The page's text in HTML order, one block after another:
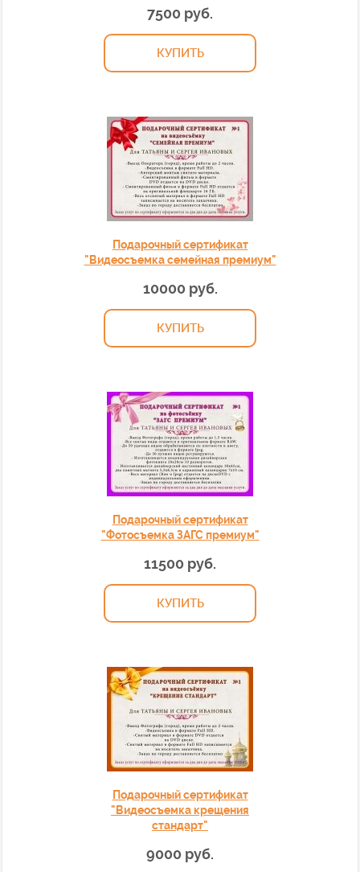
7500 руб.
КУПИТЬ
Подарочный сертификат
"Видеосъемка семейная премиум"
10000 руб.
КУПИТЬ
Подарочный сертификат
"Фотосъемка ЗАГС премиум"
11500 руб.
КУПИТЬ
Подарочный сертификат
"Видеосъемка крещения
стандарт"
9000 руб.